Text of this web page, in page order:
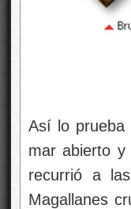
Así lo prueba
mar abierto
recurrió a
Magallanes